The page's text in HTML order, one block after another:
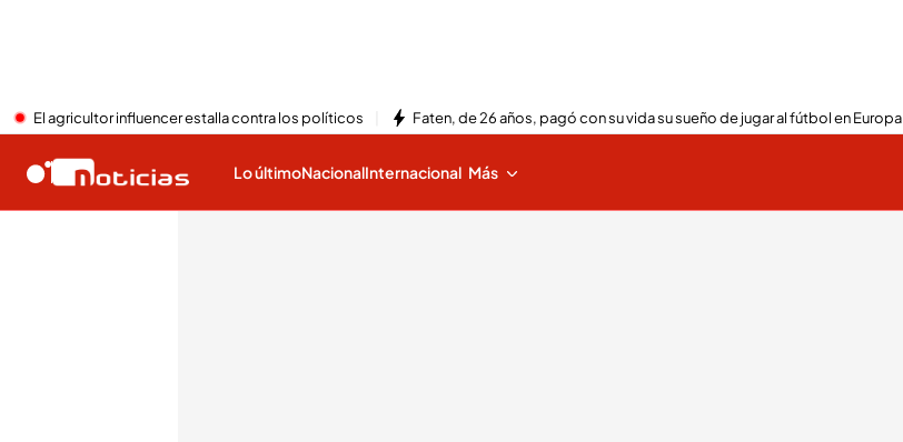
El agricultor influencer estalla contra los políticos Faten, de 26 años, pagó con su vida su sueño de jugar al fútbol en Europa
Lo últimoNacionalInternacional Más